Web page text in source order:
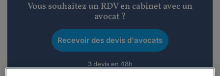
Vous souhaitez un RDV en cabinet avec un
avocat ?
Recevoir des devis d'avocats
3 devis en 48h